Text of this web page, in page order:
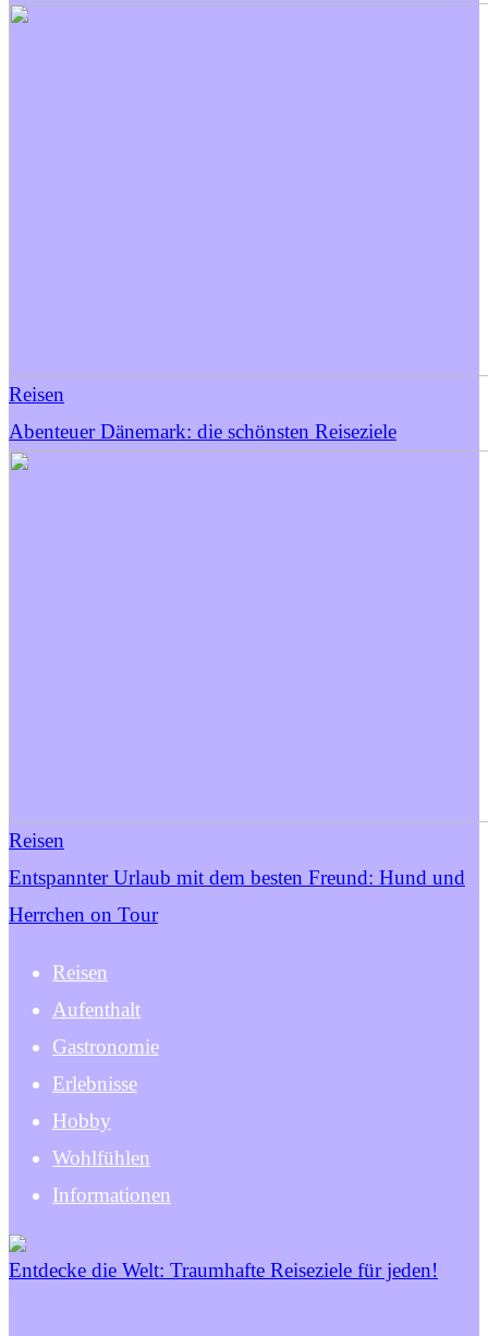
Reisen
Abenteuer Dänemark: die schönsten Reiseziele
Reisen
Entspannter Urlaub mit dem besten Freund: Hund und
Herrchen on Tour
Reisen
Aufenthalt
Gastronomie
Erlebnisse
Hobby
Wohlfühlen
Informationen
Entdecke die Welt: Traumhafte Reiseziele für jeden!